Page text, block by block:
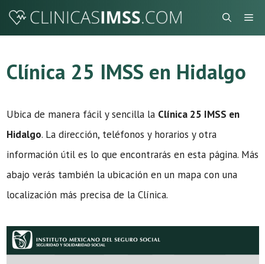
Saltar
Clínica 25 IMSS en Hidalgo
Ubica de manera fácil y sencilla la Clínica 25 IMSS en
Hidalgo. La dirección, teléfonos y horarios y otra
información útil es lo que encontrarás en esta página. Más
abajo verás también la ubicación en un mapa con una
localización más precisa de la Clínica.